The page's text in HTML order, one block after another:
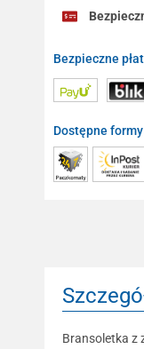
Bezpieczne
Dostępne
Bransoletka z